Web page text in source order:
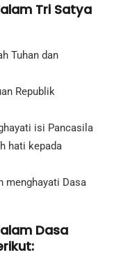
Tri Satya
Tuhan dan
Republik
isi Pancasila
hati kepada
menghayati Dasa
Dasa